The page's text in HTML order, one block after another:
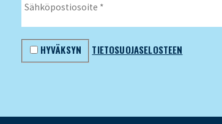
HYVÄKSYN TIETOSUOJASELOSTEEN